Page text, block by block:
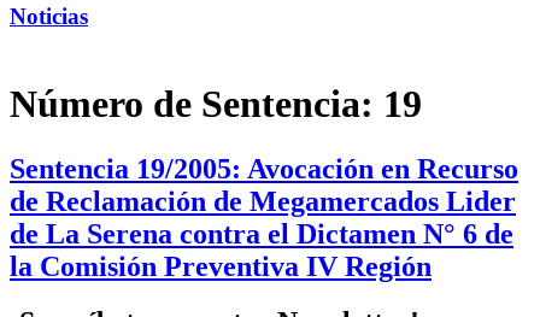
Noticias
Número de Sentencia: 19
Sentencia 19/2005: Avocación en Recurso
de Reclamación de Megamercados Lider
de La Serena contra el Dictamen N° 6 de
la Comisión Preventiva IV Región